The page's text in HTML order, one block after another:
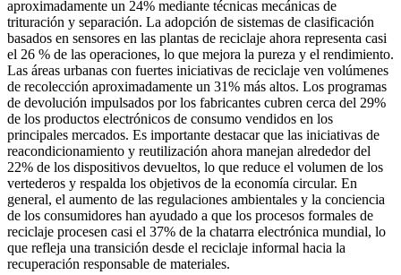
aproximadamente un 24% mediante técnicas mecánicas de
trituración y separación. La adopción de sistemas de clasificación
basados ​​en sensores en las plantas de reciclaje ahora representa casi
el 26 % de las operaciones, lo que mejora la pureza y el rendimiento.
Las áreas urbanas con fuertes iniciativas de reciclaje ven volúmenes
de recolección aproximadamente un 31% más altos. Los programas
de devolución impulsados ​​por los fabricantes cubren cerca del 29%
de los productos electrónicos de consumo vendidos en los
principales mercados. Es importante destacar que las iniciativas de
reacondicionamiento y reutilización ahora manejan alrededor del
22% de los dispositivos devueltos, lo que reduce el volumen de los
vertederos y respalda los objetivos de la economía circular. En
general, el aumento de las regulaciones ambientales y la conciencia
de los consumidores han ayudado a que los procesos formales de
reciclaje procesen casi el 37% de la chatarra electrónica mundial, lo
que refleja una transición desde el reciclaje informal hacia la
recuperación responsable de materiales.